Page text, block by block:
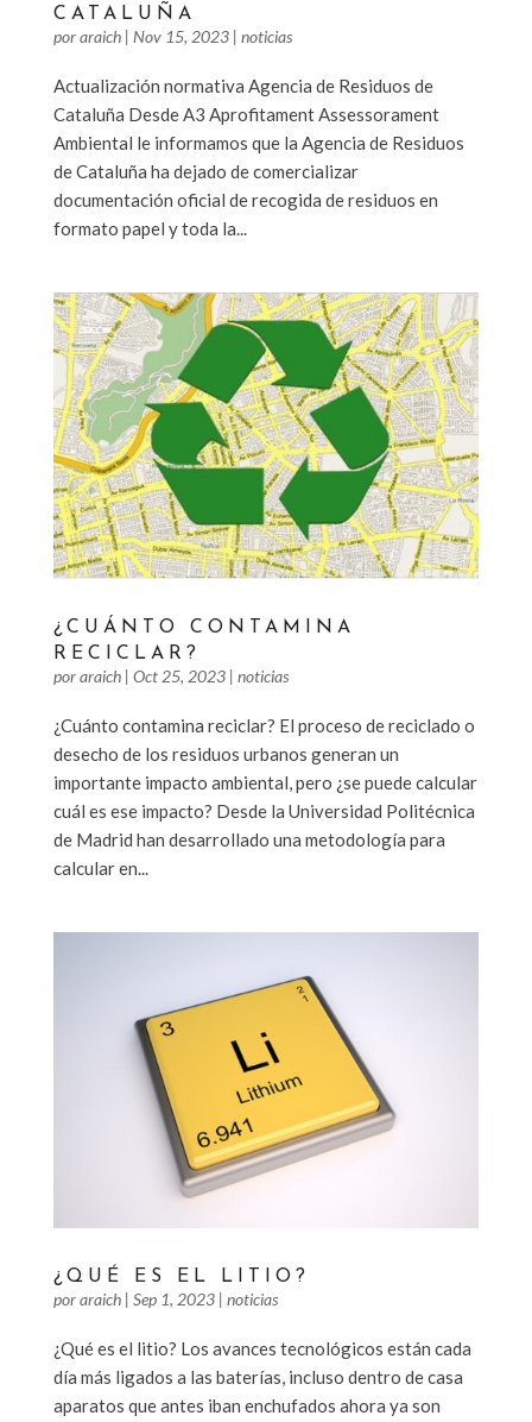
CATALUÑA​
poraraich| Nov 15, 2023| noticias
Actualización normativa Agencia de Residuos de
Cataluña​ Desde A3 Aprofitament Assessorament
Ambiental le informamos que la Agencia de Residuos
de Cataluña ha dejado de comercializar
documentación oficial de recogida de residuos en
formato papel y toda la...
¿CUÁNTO CONTAMINA
RECICLAR?
poraraich| Oct 25, 2023| noticias
¿Cuánto contamina reciclar? El proceso de reciclado o
desecho de los residuos urbanos generan un
importante impacto ambiental, pero ¿se puede calcular
cuál es ese impacto? Desde la Universidad Politécnica
de Madrid han desarrollado una metodología para
calcular en...
¿QUÉ ES EL LITIO?
poraraich| Sep 1, 2023| noticias
¿Qué es el litio? Los avances tecnológicos están cada
día más ligados a las baterías, incluso dentro de casa
aparatos que antes iban enchufados ahora ya son